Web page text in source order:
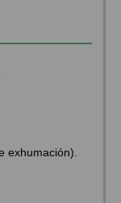
exhumación).